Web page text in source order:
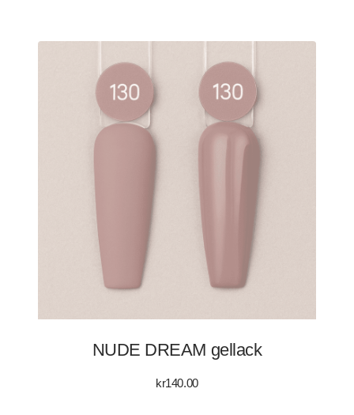
kr140.00.kr75.00.
NUDE DREAM gellack
kr140.00